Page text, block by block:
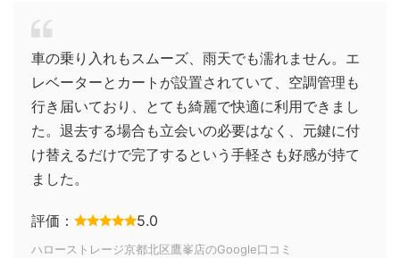
車の乗り入れもスムーズ、雨天でも濡れません。エ
レベーターとカートが設置されていて、空調管理も
行き届いており、とても綺麗で快適に利用できまし
た。退去する場合も立会いの必要はなく、元鍵に付
け替えるだけで完了するという手軽さも好感が持て
ました。
評価： 5.0
ハローストレージ京都北区鷹峯店のGoogle口コミ